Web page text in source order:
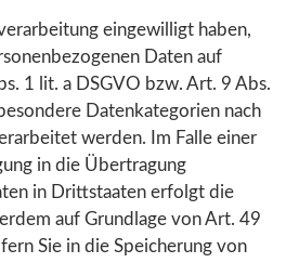
eingewilligt haben,
Daten auf
1 lit. a DSGVO bzw. Art. 9 Abs.
Datenkategorien nach
werden. Im Falle einer
in die Übertragung
in Drittstaaten erfolgt die
auf Grundlage von Art. 49
Sie in die Speicherung von